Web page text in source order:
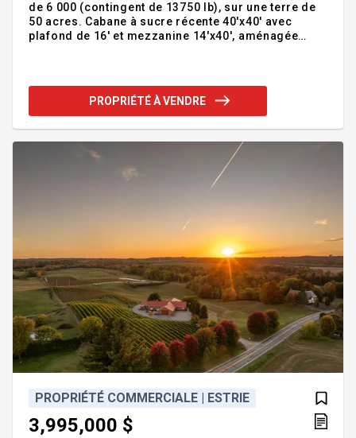
de 6 000 (contingent de 13750 lb), sur une terre de
50 acres. Cabane à sucre récente 40'x40' avec
plafond de 16' et mezzanine 14'x40', aménagée
avec eau et électricité, remise/hangar et 2 stations
de pompage avec bassins de 2 800 gallons. Un
(potentiel de 6 000). Équipement et tubu
PROPRIÉTÉ À VENDRE
PROPRIÉTÉ COMMERCIALE | ESTRIE
3,995,000 $